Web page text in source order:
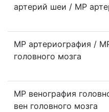
артерий шеи / МР
МР артериография /
головного мозга
МР венография
вен головного мозга